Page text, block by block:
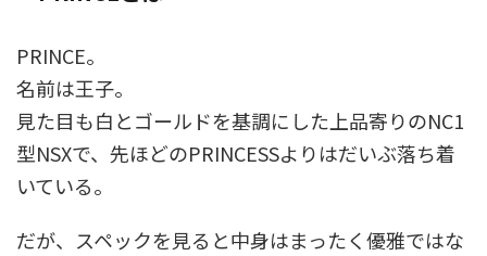
PRINCE。
名前は王子。
見た目も白とゴールドを基調にした上品寄りのNC1
型NSXで、先ほどのPRINCESSよりはだいぶ落ち着
いている。
だが、スペックを見ると中身はまったく優雅ではな